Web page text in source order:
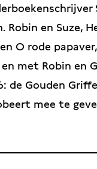
en Suze,
O rode
met Robin en
de Gouden
mee te